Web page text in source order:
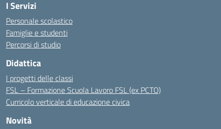
I Servizi
Personale scolastico
Famiglie e studenti
Percorsi di studio
Didattica
I progetti delle classi
FSL – Formazione Scuola Lavoro FSL (ex PCTO)
Curricolo verticale di educazione civica
Novità